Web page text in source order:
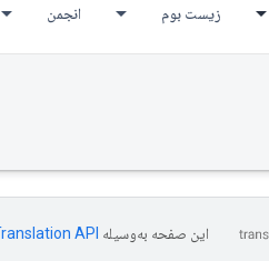
زیست بوم انجمن
این صفحه به‌وسیله